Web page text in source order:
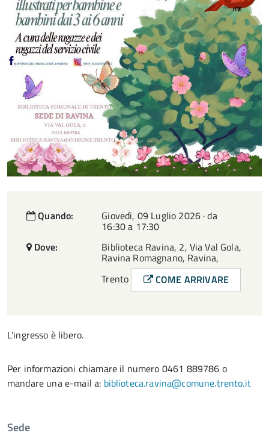
Quando: Giovedì, 09 Luglio 2026 · da
16:30 a 17:30
Dove:
Biblioteca Ravina, 2, Via Val Gola,
Ravina Romagnano, Ravina,
Trento
COME ARRIVARE
L'ingresso è libero.
Per informazioni chiamare il numero 0461 889786 o
mandare una e-mail a: biblioteca.ravina@comune.trento.it
Sede